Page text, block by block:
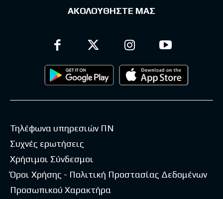
ΑΚΟΛΟΥΘΗΣΤΕ ΜΑΣ
Τηλέφωνα υπηρεσιών ΠΝ
Συχνές ερωτήσεις
Χρήσιμοι Σύνδεσμοι
Όροι Χρήσης - Πολιτική Προστασίας Δεδομένων
Προσωπικού Χαρακτήρα